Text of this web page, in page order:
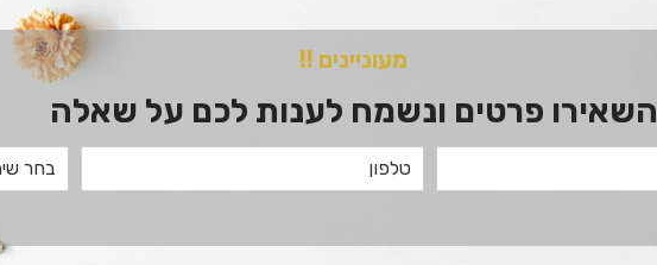
מעוניינים !!
השאירו פרטים ונשמח לענות לכם על שאלה